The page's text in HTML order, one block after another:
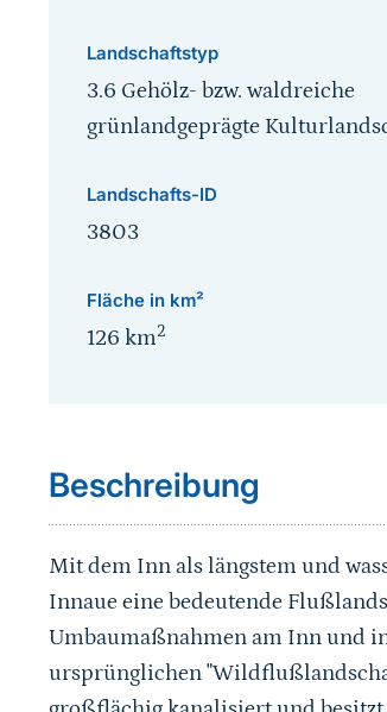
Landschaftstyp
3.6 Gehölz- bzw. waldreiche
grünlandgeprägte
Landschafts-ID
3803
Fläche in km²
126 km2
Beschreibung
Mit dem Inn als längstem und
Innaue eine bedeutende
Umbaumaßnahmen am Inn und
ursprünglichen